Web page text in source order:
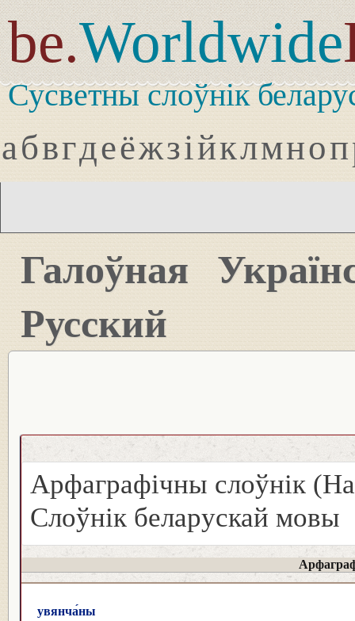
be.Worldwide
Сусветны слоўнік
абвгдеёжзійклмноп
Галоўная
Русский
Арфаграфічны слоўнік
Слоўнік беларускай мовы
увянча́ны